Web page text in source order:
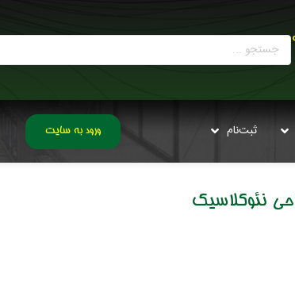
ثبت‌نام ورود به سایت
نئوکلاسیک